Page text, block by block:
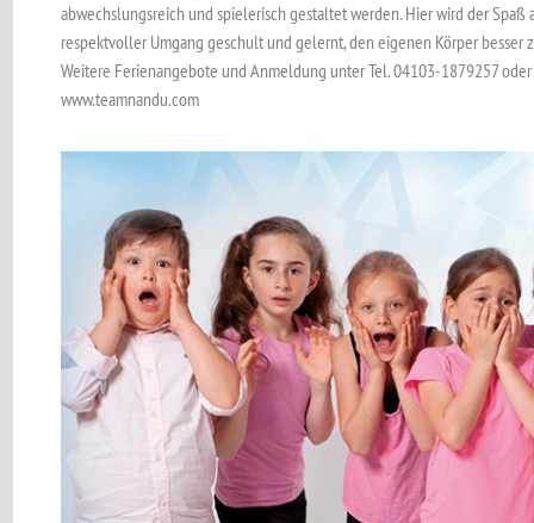
abwechslungsreich und spielerisch gestaltet werden. Hier wird der Spaß
respektvoller Umgang geschult und gelernt, den eigenen Körper besser
Weitere Ferienangebote und Anmeldung unter Tel. 04103-1879257
www.teamnandu.com